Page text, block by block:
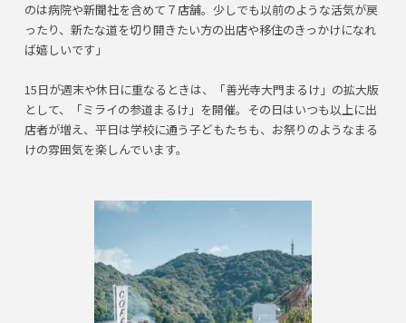
のは病院や新聞社を含めて７店舗。少しでも以前のような活気が戻
ったり、新たな道を切り開きたい方の出店や移住のきっかけになれ
ば嬉しいです」
15日が週末や休日に重なるときは、「善光寺大門まるけ」の拡大版
として、「ミライの参道まるけ」を開催。その日はいつも以上に出
店者が増え、平日は学校に通う子どもたちも、お祭りのようなまる
けの雰囲気を楽しんでいます。